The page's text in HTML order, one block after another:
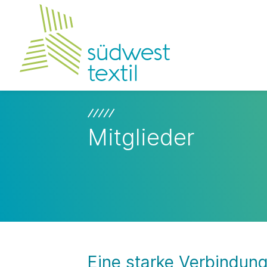
Mitglieder
Eine starke Verbindung